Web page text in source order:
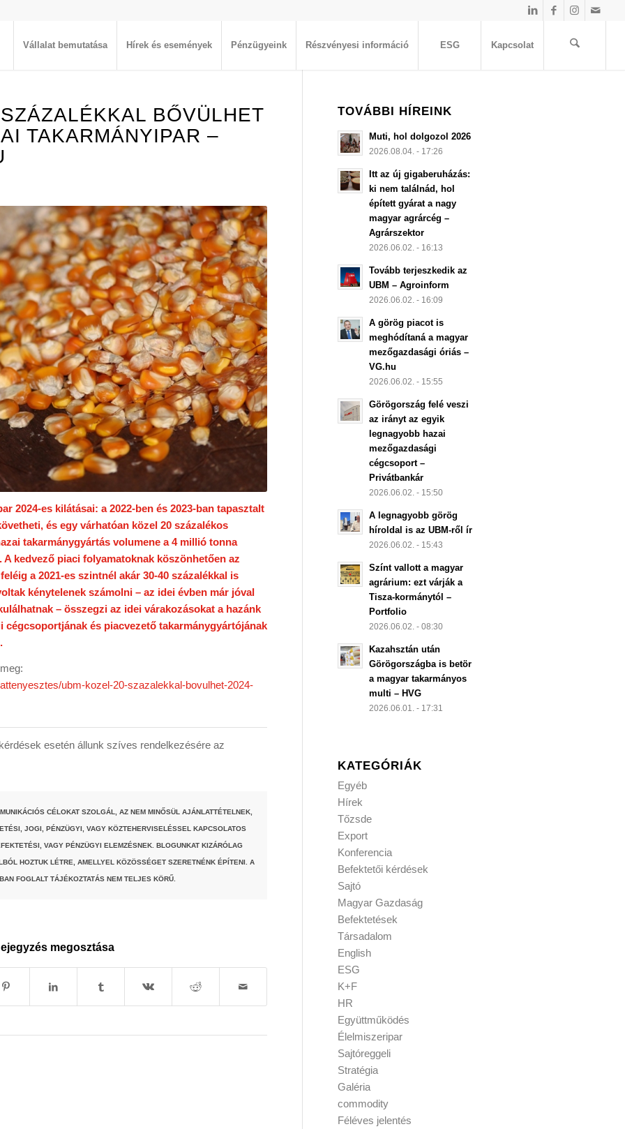
Vállalat bemutatása Hírek és események Pénzügyeink Részvényesi információ ESG Kapcsolat
BŐVÜLHET
TAKARMÁNYIPAR –
2024-es kilátásai: a 2022-ben és 2023-ban tapasztalt
és egy várhatóan közel 20 százalékos
takarmánygyártás volumene a 4 millió tonna
kedvező piaci folyamatoknak köszönhetően az
a 2021-es szintnél akár 30-40 százalékkal is
kénytelenek számolni – az idei évben már jóval
– összegzi az idei várakozásokat a hazánk
cégcsoportjának és piacvezető takarmánygyártójának
ubm-kozel-20-szazalekkal-bovulhet-2024-
esetén állunk szíves rendelkezésére az
CÉLOKAT SZOLGÁL, AZ NEM MINŐSÜL AJÁNLATTÉTELNEK,
JOGI, PÉNZÜGYI, VAGY KÖZTEHERVISELÉSSEL KAPCSOLATOS
VAGY PÉNZÜGYI ELEMZÉSNEK. BLOGUNKAT KIZÁRÓLAG
HOZTUK LÉTRE, AMELLYEL KÖZÖSSÉGET SZERETNÉNK ÉPÍTENI. A
FOGLALT TÁJÉKOZTATÁS NEM TELJES KÖRŰ.
megosztása
TOVÁBBI HÍREINK
Muti, hol dolgozol 2026
2026.08.04. - 17:26
Itt az új gigaberuházás:
ki nem találnád, hol
épített gyárat a nagy
magyar agrárcég –
Agrárszektor
2026.06.02. - 16:13
Tovább terjeszkedik az
UBM – Agroinform
2026.06.02. - 16:09
A görög piacot is
meghódítaná a magyar
mezőgazdasági óriás –
VG.hu
2026.06.02. - 15:55
Görögország felé veszi
az irányt az egyik
legnagyobb hazai
mezőgazdasági
cégcsoport –
Privátbankár
2026.06.02. - 15:50
A legnagyobb görög
híroldal is az UBM-ről ír
2026.06.02. - 15:43
Színt vallott a magyar
agrárium: ezt várják a
Tisza-kormánytól –
Portfolio
2026.06.02. - 08:30
Kazahsztán után
Görögországba is betör
a magyar takarmányos
multi – HVG
2026.06.01. - 17:31
KATEGÓRIÁK
Egyéb
Hírek
Tőzsde
Export
Konferencia
Befektetői kérdések
Sajtó
Magyar Gazdaság
Befektetések
Társadalom
English
ESG
K+F
HR
Együttműködés
Élelmiszeripar
Sajtóreggeli
Stratégia
Galéria
commodity
Féléves jelentés